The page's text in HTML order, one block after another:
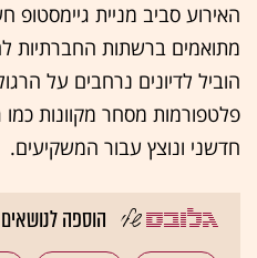
האירוע סביב מניית
מתואמים ברשתות החברתיות
הוביל לדיונים נרחבים על
פלטפורמות מסחר מקוונות כמו
חדשני ונוצץ עבור המשקיעים.
הוספה